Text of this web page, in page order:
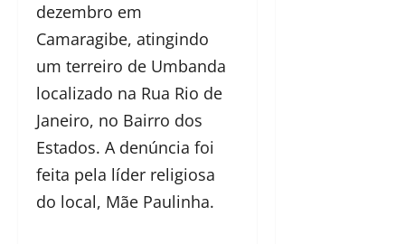
dezembro em
Camaragibe, atingindo
um terreiro de Umbanda
localizado na Rua Rio de
Janeiro, no Bairro dos
Estados. A denúncia foi
feita pela líder religiosa
do local, Mãe Paulinha.